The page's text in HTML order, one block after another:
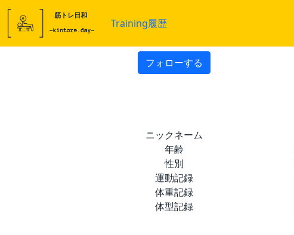
Training履歴
フォローする
ニックネーム
年齢
性別
運動記録
体重記録
体型記録